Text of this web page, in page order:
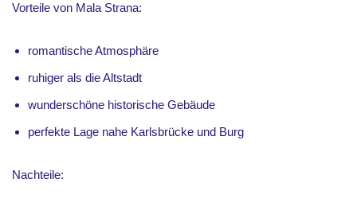
Vorteile von Mala Strana:
romantische Atmosphäre
ruhiger als die Altstadt
wunderschöne historische Gebäude
perfekte Lage nahe Karlsbrücke und Burg
Nachteile: